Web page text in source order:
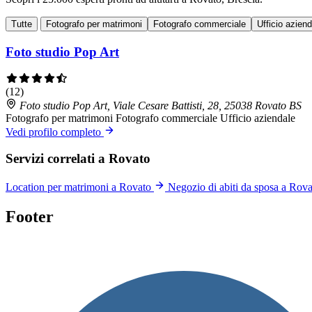
Tutte Fotografo per matrimoni Fotografo commerciale Ufficio
Foto studio Pop Art
(12)
Foto studio Pop Art, Viale Cesare Battisti, 28, 25038 Rovato BS
Fotografo per matrimoni Fotografo commerciale Ufficio aziendale
Vedi profilo completo
Servizi correlati a Rovato
Location per matrimoni a Rovato Negozio di abiti da sposa a
Footer